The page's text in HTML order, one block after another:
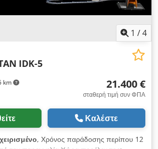
1 /4
km
IDK-5
21.400 €
σταθερή τιμή συν ΦΠΑ
Καλέστε
, Χρόνος παράδοσης περίπου 12